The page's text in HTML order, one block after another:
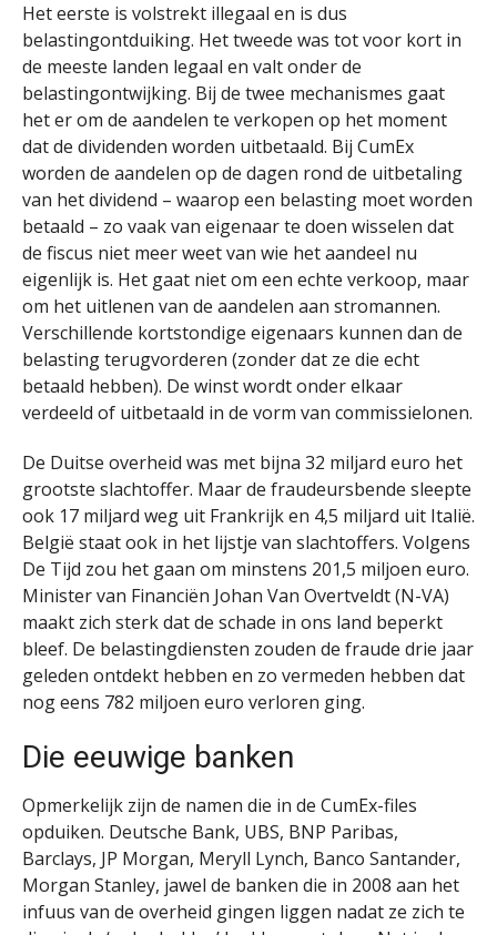
Het eerste is volstrekt illegaal en is dus
belastingontduiking. Het tweede was tot voor kort in
de meeste landen legaal en valt onder de
belastingontwijking. Bij de twee mechanismes gaat
het er om de aandelen te verkopen op het moment
dat de dividenden worden uitbetaald. Bij CumEx
worden de aandelen op de dagen rond de uitbetaling
van het dividend – waarop een belasting moet worden
betaald – zo vaak van eigenaar te doen wisselen dat
de fiscus niet meer weet van wie het aandeel nu
eigenlijk is. Het gaat niet om een echte verkoop, maar
om het uitlenen van de aandelen aan stromannen.
Verschillende kortstondige eigenaars kunnen dan de
belasting terugvorderen (zonder dat ze die echt
betaald hebben). De winst wordt onder elkaar
verdeeld of uitbetaald in de vorm van commissielonen.
De Duitse overheid was met bijna 32 miljard euro het
grootste slachtoffer. Maar de fraudeursbende sleepte
ook 17 miljard weg uit Frankrijk en 4,5 miljard uit Italië.
België staat ook in het lijstje van slachtoffers. Volgens
De Tijd zou het gaan om minstens 201,5 miljoen euro.
Minister van Financiën Johan Van Overtveldt (N-VA)
maakt zich sterk dat de schade in ons land beperkt
bleef. De belastingdiensten zouden de fraude drie jaar
geleden ontdekt hebben en zo vermeden hebben dat
nog eens 782 miljoen euro verloren ging.
Die eeuwige banken
Opmerkelijk zijn de namen die in de CumEx-files
opduiken. Deutsche Bank, UBS, BNP Paribas,
Barclays, JP Morgan, Meryll Lynch, Banco Santander,
Morgan Stanley, jawel de banken die in 2008 aan het
infuus van de overheid gingen liggen nadat ze zich te